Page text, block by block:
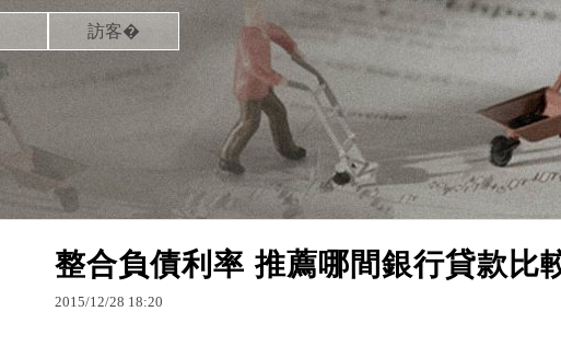
訪客�
整合負債利率 推薦哪間銀行貸款比
2015/12/28 18:20